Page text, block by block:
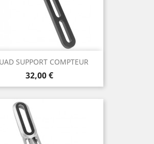
SUPPORT COMPTEUR
Prix
32,00 €